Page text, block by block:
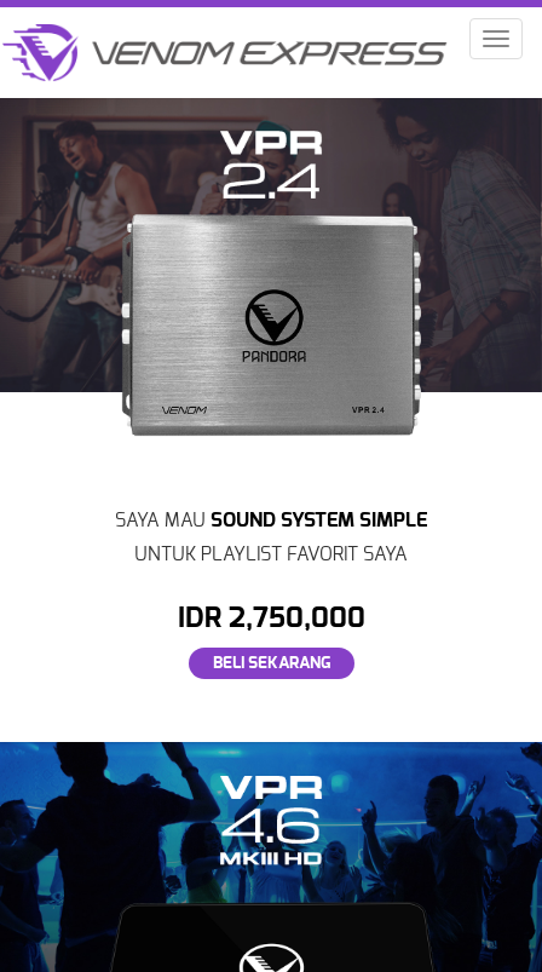
SAYA MAU SOUND SYSTEM SIMPLE
UNTUK PLAYLIST FAVORIT SAYA
IDR 2,750,000
BELI SEKARANG